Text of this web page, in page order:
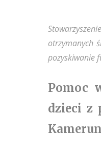
otrzymanych
pozyskiwanie
Pomoc
dzieci z